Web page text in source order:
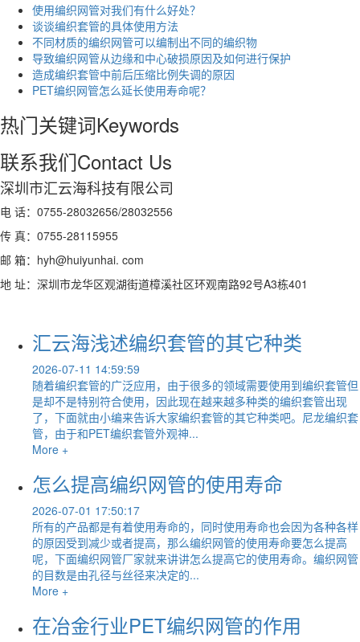
使用编织网管对我们有什么好处？
谈谈编织套管的具体使用方法
不同材质的编织网管可以编制出不同的编织物
导致编织网管从边缘和中心破损原因及如何进行保护
造成编织套管中前后压缩比例失调的原因
PET编织网管怎么延长使用寿命呢？
热门关键词Keywords
联系我们Contact Us
深圳市汇云海科技有限公司
电 话：0755-28032656/28032556
传 真：0755-28115955
邮 箱：hyh@huiyunhai. com
地 址：深圳市龙华区观湖街道樟溪社区环观南路92号A3栋401
汇云海浅述编织套管的其它种类
2026-07-11 14:59:59
随着编织套管的广泛应用，由于很多的领域需要使用到编织套管但
是却不是特别符合使用，因此现在越来越多种类的编织套管出现
了，下面就由小编来告诉大家编织套管的其它种类吧。尼龙编织套
管，由于和PET编织套管外观神...
More +
怎么提高编织网管的使用寿命
2026-07-01 17:50:17
所有的产品都是有着使用寿命的，同时使用寿命也会因为各种各样
的原因受到减少或者提高，那么编织网管的使用寿命要怎么提高
呢，下面编织网管厂家就来讲讲怎么提高它的使用寿命。编织网管
的目数是由孔径与丝径来决定的...
More +
在冶金行业PET编织网管的作用